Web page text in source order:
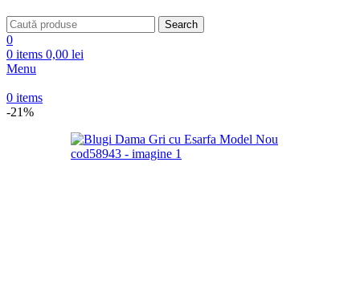
Search
0
0 items 0,00 lei
Menu
0 items
-21%